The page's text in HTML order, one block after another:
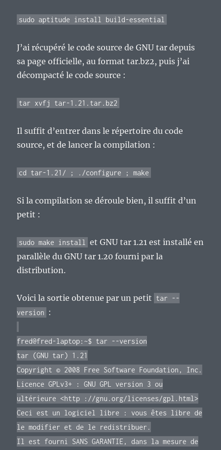
sudo aptitude install build-essential
J’ai récupéré le code source de GNU tar depuis
sa page officielle, au format tar.bz2, puis j’ai
décompacté le code source :
tar xvfj tar-1.21.tar.bz2
Il suffit d’entrer dans le répertoire du code
source, et de lancer la compilation :
cd tar-1.21/ ; ./configure ; make
Si la compilation se déroule bien, il suffit d’un
petit :
sudo make install
et GNU tar 1.21 est installé en
parallèle du GNU tar 1.20 fourni par la
distribution.
Voici la sortie obtenue par un petit tar --
version :
fred@fred-laptop:~$ tar --version
tar (GNU tar) 1.21
Copyright © 2008 Free Software Foundation, Inc.
Licence GPLv3+ : GNU GPL version 3 ou
ultérieure <http ://gnu.org/licenses/gpl.html>
Ceci est un logiciel libre : vous êtes libre de
le modifier et de le redistribuer.
Il est fourni SANS GARANTIE, dans la mesure de